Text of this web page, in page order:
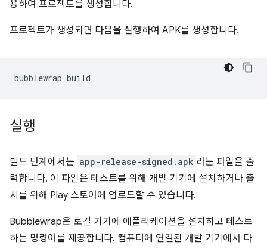
용하여 프로젝트를 생성합니다.
프로젝트가 생성되면 다음을 실행하여 APK를 생성합니다.
bubblewrap
실행
빌드 단계에서는 app-release-signed.apk 라는 파일을 출
력합니다. 이 파일은 테스트를 위해 개발 기기에 설치하거나 출
시를 위해 Play 스토어에 업로드할 수 있습니다.
Bubblewrap은 로컬 기기에 애플리케이션을 설치하고 테스트
하는 명령어를 제공합니다. 컴퓨터에 연결된 개발 기기에서 다